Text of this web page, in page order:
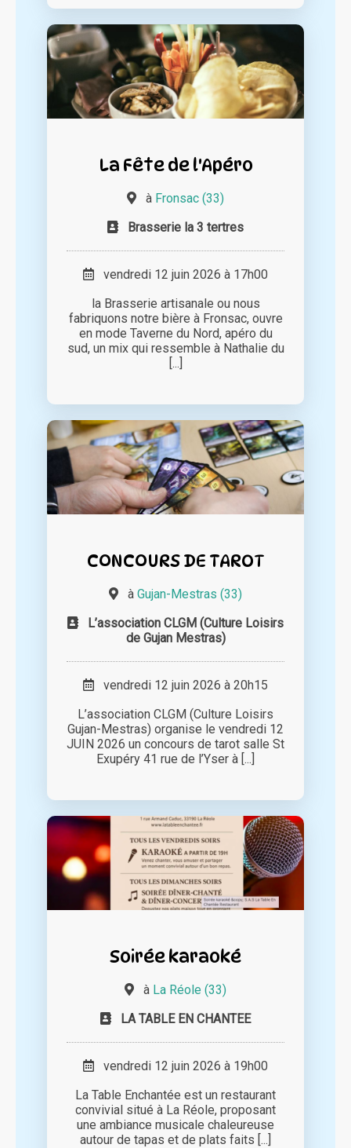
La Fête de l'Apéro
à Fronsac (33)
Brasserie la 3 tertres
vendredi 12 juin 2026 à 17h00
la Brasserie artisanale ou nous
fabriquons notre bière à Fronsac, ouvre
en mode Taverne du Nord, apéro du
sud, un mix qui ressemble à Nathalie du
[...]
CONCOURS DE TAROT
à Gujan-Mestras (33)
L’association CLGM (Culture Loisirs
de Gujan Mestras)
vendredi 12 juin 2026 à 20h15
L’association CLGM (Culture Loisirs
Gujan-Mestras) organise le vendredi 12
JUIN 2026 un concours de tarot salle St
Exupéry 41 rue de l’Yser à [...]
Soirée karaoké
à La Réole (33)
LA TABLE EN CHANTEE
vendredi 12 juin 2026 à 19h00
La Table Enchantée est un restaurant
convivial situé à La Réole, proposant
une ambiance musicale chaleureuse
autour de tapas et de plats faits [...]